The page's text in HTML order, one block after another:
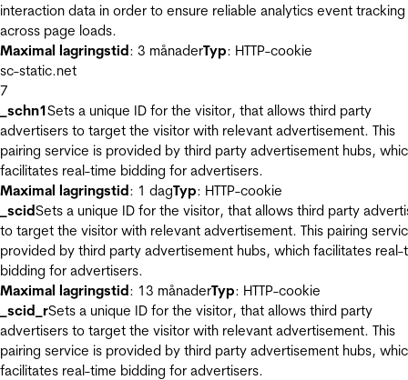
interaction data in order to ensure reliable analytics event tracking
across page loads.
Maximal lagringstid: 3 månaderTyp: HTTP-cookie
sc-static.net
7
_schn1Sets a unique ID for the visitor, that allows third party
advertisers to target the visitor with relevant advertisement. This
pairing service is provided by third party advertisement hubs,
facilitates real-time bidding for advertisers.
Maximal lagringstid: 1 dagTyp: HTTP-cookie
_scidSets a unique ID for the visitor, that allows third party
to target the visitor with relevant advertisement. This pairing
provided by third party advertisement hubs, which facilitates real-
bidding for advertisers.
Maximal lagringstid: 13 månaderTyp: HTTP-cookie
_scid_rSets a unique ID for the visitor, that allows third party
advertisers to target the visitor with relevant advertisement. This
pairing service is provided by third party advertisement hubs,
facilitates real-time bidding for advertisers.